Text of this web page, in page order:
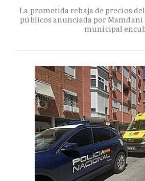
La prometida rebaja de precios
públicos anunciada por
municipal